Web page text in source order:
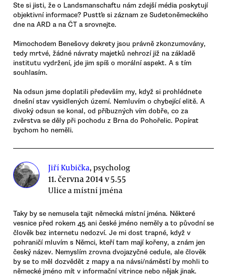
Ste si jisti, že o Landsmanschaftu nám zdejší média poskytují
objektivní informace? Pustťe si záznam ze Sudetoněmeckého
dne na ARD a na ČT a srovnejte.
Mimochodem Benešovy dekrety jsou právně zkonzumovány,
tedy mrtvé, žádné návraty majetků nehrozí již na základě
institutu vydržení, jde jim spíš o morální aspekt. A s tím
souhlasím.
Na odsun jsme doplatili především my, když si prohlédnete
dnešní stav vysidlených území. Nemluvím o chybející elitě. A
divoký odsun se konal, od příbuzných vím dobře, co za
zvěrstva se děly při pochodu z Brna do Pohořelic. Popírat
bychom ho neměli.
Jiří Kubička, psycholog
11. června 2014 v 5.55
Ulice a místní jména
Taky by se nemusela tajit německá místní jména. Některé
vesnice před rokem 45 ani české jméno neměly a to původní se
člověk bez internetu nedozví. Je mi dost trapné, když v
pohraničí mluvím s Němci, kteří tam mají kořeny, a znám jen
český název. Nemyslím zrovna dvojazyčné cedule, ale člověk
by se to měl dozvědět z mapy a na návsi/náměstí by mohli to
německé jméno mít v informační vitrince nebo nějak jinak.